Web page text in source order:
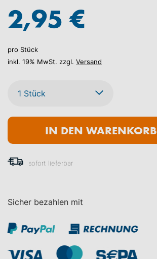
2,95 €
pro Stück
inkl. 19% MwSt. zzgl. Versand
IN DEN WARENKORB
sofort lieferbar
Sicher bezahlen mit